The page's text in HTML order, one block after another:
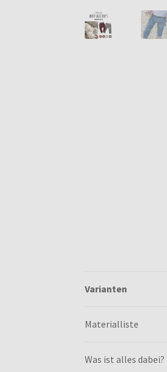
Varianten
Materialliste
Was ist alles dabei?